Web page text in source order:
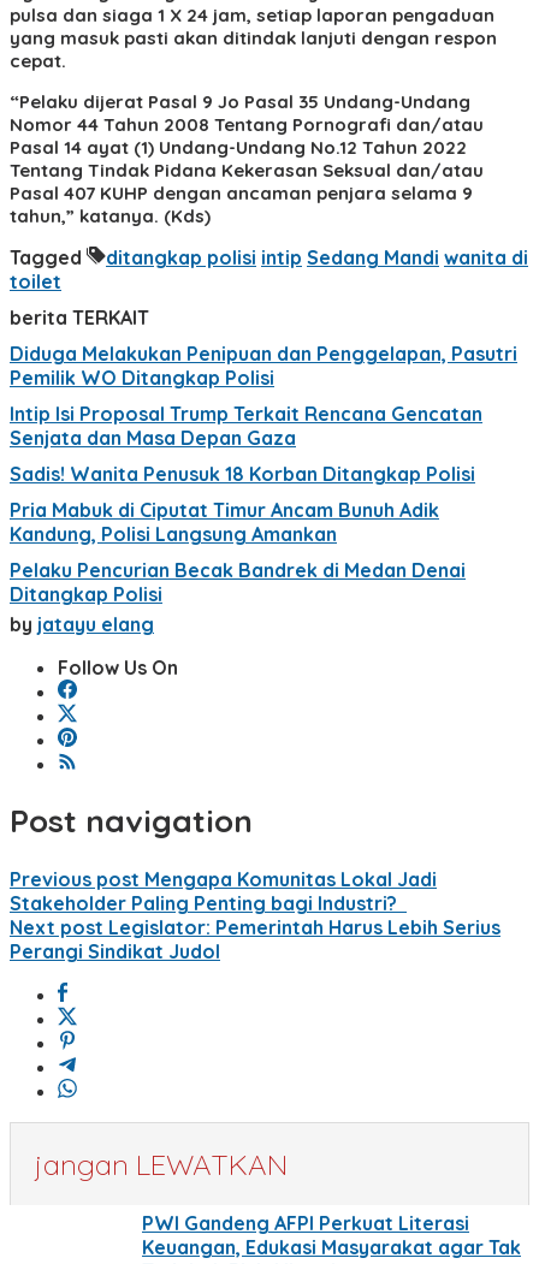
pulsa dan siaga 1 X 24 jam, setiap laporan pengaduan
yang masuk pasti akan ditindak lanjuti dengan respon
cepat.
“Pelaku dijerat Pasal 9 Jo Pasal 35 Undang-Undang
Nomor 44 Tahun 2008 Tentang Pornografi dan/atau
Pasal 14 ayat (1) Undang-Undang No.12 Tahun 2022
Tentang Tindak Pidana Kekerasan Seksual dan/atau
Pasal 407 KUHP dengan ancaman penjara selama 9
tahun,” katanya. (Kds)
Tagged ditangkap polisi intip Sedang Mandi wanita di
toilet
berita TERKAIT
Diduga Melakukan Penipuan dan Penggelapan, Pasutri
Pemilik WO Ditangkap Polisi
Intip Isi Proposal Trump Terkait Rencana Gencatan
Senjata dan Masa Depan Gaza
Sadis! Wanita Penusuk 18 Korban Ditangkap Polisi
Pria Mabuk di Ciputat Timur Ancam Bunuh Adik
Kandung, Polisi Langsung Amankan
Pelaku Pencurian Becak Bandrek di Medan Denai
Ditangkap Polisi
by jatayu elang
Follow Us On
Post navigation
Previous post Mengapa Komunitas Lokal Jadi
Stakeholder Paling Penting bagi Industri?
Next post Legislator: Pemerintah Harus Lebih Serius
Perangi Sindikat Judol
jangan LEWATKAN
PWI Gandeng AFPI Perkuat Literasi
Keuangan, Edukasi Masyarakat agar Tak